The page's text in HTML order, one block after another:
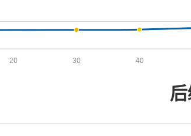
40
30
20
后